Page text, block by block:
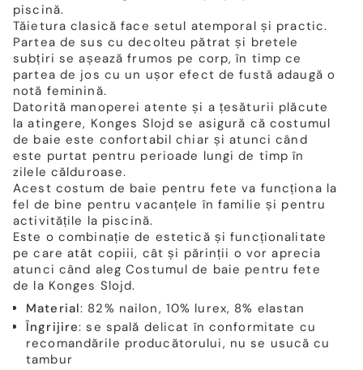
piscină.
Tăietura clasică face setul atemporal și practic.
Partea de sus cu decolteu pătrat și bretele
subțiri se așează frumos pe corp, în timp ce
partea de jos cu un ușor efect de fustă adaugă o
notă feminină.
Datorită manoperei atente și a țesăturii plăcute
la atingere, Konges Slojd se asigură că costumul
de baie este confortabil chiar și atunci când
este purtat pentru perioade lungi de timp în
zilele călduroase.
Acest costum de baie pentru fete va funcționa la
fel de bine pentru vacanțele în familie și pentru
activitățile la piscină.
Este o combinație de estetică și funcționalitate
pe care atât copiii, cât și părinții o vor aprecia
atunci când aleg Costumul de baie pentru fete
de la Konges Slojd.
Material: 82% nailon, 10% lurex, 8% elastan
Îngrijire: se spală delicat în conformitate cu
recomandările producătorului, nu se usucă cu
tambur